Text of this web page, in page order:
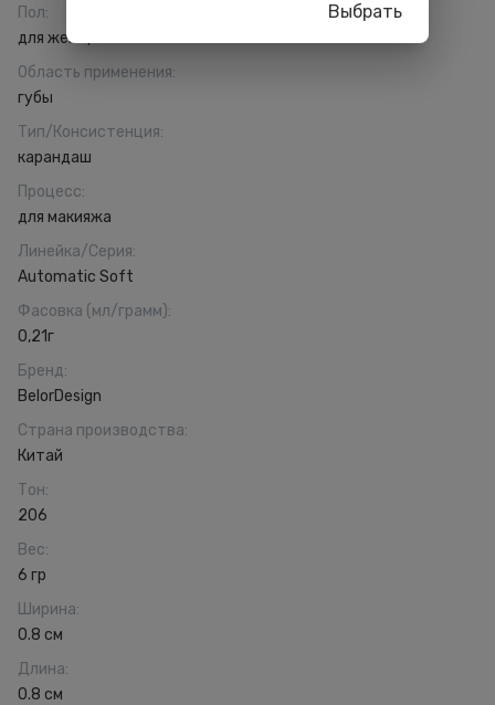
Пол:
для женщин
Область применения:
губы
Тип/Консистенция:
карандаш
Процесс:
для макияжа
Линейка/Серия:
Automatic Soft
Фасовка (мл/грамм):
0,21г
Бренд:
BelorDesign
Страна производства:
Китай
Тон:
206
Вес:
6 гр
Ширина:
0.8 см
Длина:
0.8 см
Выбрать